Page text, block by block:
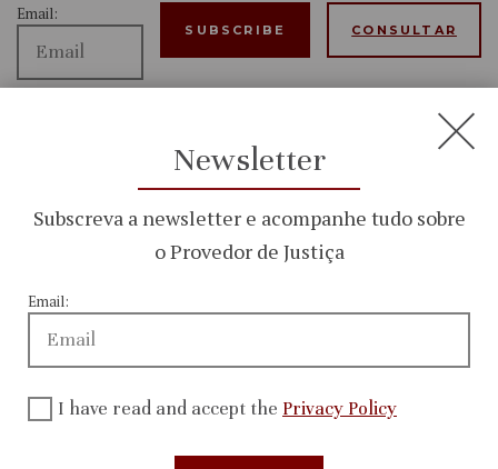
Email:
accept the
Policy
CONSULTAR
Menu
Newsletter
Subscreva a newsletter e acompanhe tudo sobre
o Provedor de Justiça
Email:
I have read and accept the Privacy Policy